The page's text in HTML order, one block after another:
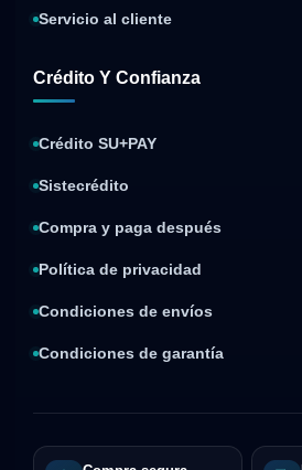
Servicio al cliente
Crédito Y Confianza
Crédito SU+PAY
Sistecrédito
Compra y paga después
Política de privacidad
Condiciones de envíos
Condiciones de garantía